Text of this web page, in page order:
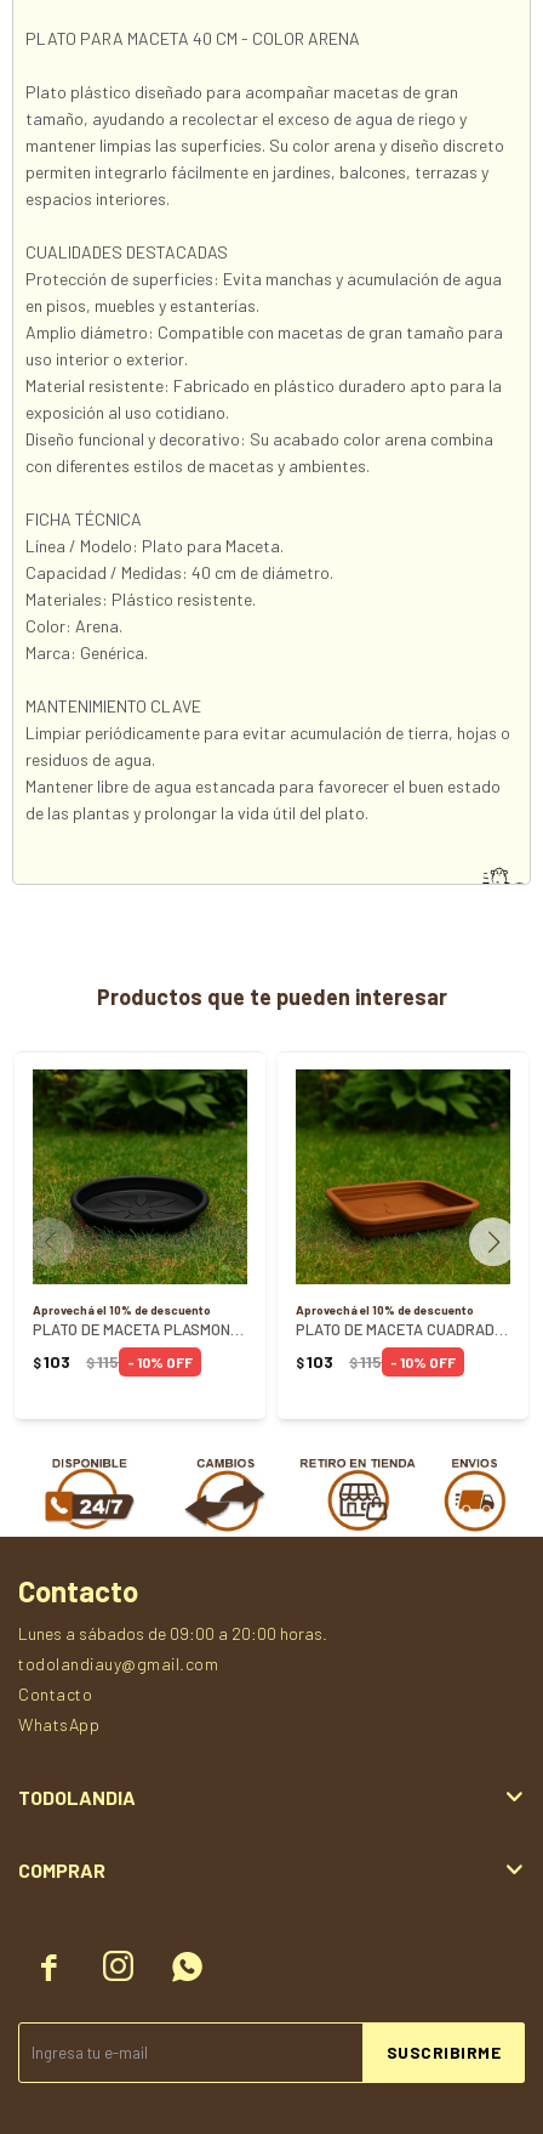
PLATO PARA MACETA 40 CM - COLOR ARENA
Plato plástico diseñado para acompañar macetas de gran
tamaño, ayudando a recolectar el exceso de agua de riego y
mantener limpias las superficies. Su color arena y diseño discreto
permiten integrarlo fácilmente en jardines, balcones, terrazas y
espacios interiores.
CUALIDADES DESTACADAS
Protección de superficies: Evita manchas y acumulación de agua
en pisos, muebles y estanterías.
Amplio diámetro: Compatible con macetas de gran tamaño para
uso interior o exterior.
Material resistente: Fabricado en plástico duradero apto para la
exposición al uso cotidiano.
Diseño funcional y decorativo: Su acabado color arena combina
con diferentes estilos de macetas y ambientes.
FICHA TÉCNICA
Línea / Modelo: Plato para Maceta.
Capacidad / Medidas: 40 cm de diámetro.
Materiales: Plástico resistente.
Color: Arena.
Marca: Genérica.
MANTENIMIENTO CLAVE
Limpiar periódicamente para evitar acumulación de tierra, hojas o
residuos de agua.
Mantener libre de agua estancada para favorecer el buen estado
de las plantas y prolongar la vida útil del plato.
Productos que te pueden interesar
Aprovechá el 10% de descuento
$103 $115 10
Aprovechá el 10% de descuento
$103 $115 10
  
SUSCRIBIRME
Contacto
Lunes a sábados de 09:00 a 20:00 horas.
todolandiauy@gmail.com
Contacto
WhatsApp
TODOLANDIA
COMPRAR